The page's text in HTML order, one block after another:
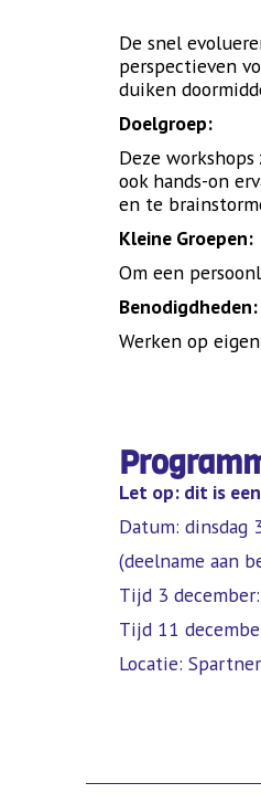
De snel
perspectieven
duiken
Doelgroep:
Deze
ook hands-on
en te
Kleine Groepen:
Om een
Benodigdheden:
Werken op
Let op: dit is
Datum: dinsdag
(deelname aan
Tijd 3
Tijd 11
Locatie: